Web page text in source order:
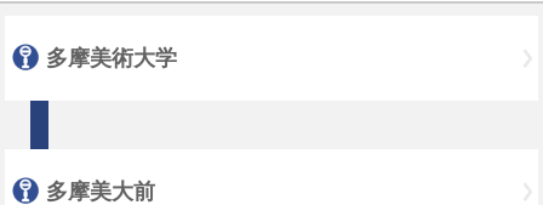
多摩美術大学
多摩美大前